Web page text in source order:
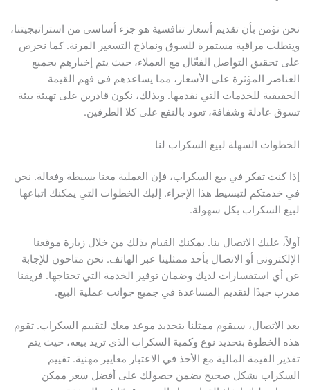
نحن نؤمن بأن تقديم أسعار تنافسية هو جزء أساسي من استراتيجيتنا،
ويتطلب مراقبة مستمرة للسوق ونماذج التسعير المرنة. كما نحرص
على تحقيق التواصل الفعّال مع العملاء، حيث يتم إخبارهم بجميع
العناصر المؤثرة على الأسعار، مما يساعدهم في فهم القيمة
الحقيقية للخدمات التي نقدمها. وبذلك، نكون قادرين على تهيئة بيئة
تسوق عادلة وشفافة، تعود بالنفع على كلا الطرفين.
الخطوات السهلة لبيع السكراب لنا
إذا كنت تفكر في بيع السكراب، فإن العملية معنا بسيطة وفعالة. نحن
في خدمتكم لتبسيط هذا الإجراء. إليك الخطوات التي يمكنك اتباعها
لبيع السكراب بكل سهولة.
أولاً، عليك الاتصال بنا. يمكنك القيام بذلك من خلال زيارة موقعنا
الإلكتروني أو الاتصال بأحد ممثلينا عبر الهاتف. نحن متاحون للإجابة
عن أي استفسارات لديك وضمان توفير الخدمة التي تحتاجها. فريقنا
مدرب جيدًا لتقديم المساعدة في جميع جوانب عملية البيع.
بعد الاتصال، سيقوم ممثلنا بتحديد موعد معك لتقييم السكراب. تقوم
هذه الخطوة بتحديد نوع وكمية السكراب الذي تريد بيعه، حيث يتم
تقدير القيمة المالية مع الأخذ في الاعتبار معايير مهنية. تقييم
السكراب بشكل صحيح يضمن حصولك على أفضل سعر ممكن